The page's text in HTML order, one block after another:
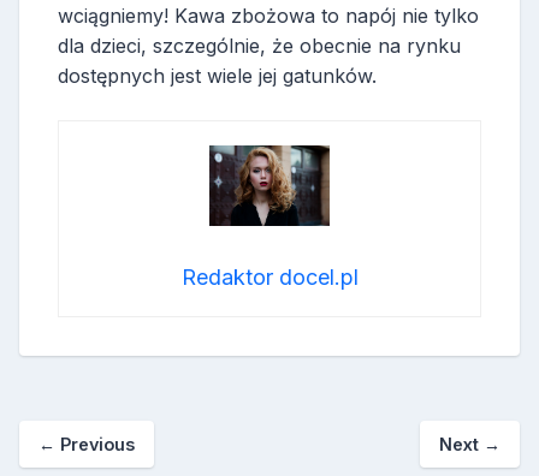
wciągniemy! Kawa zbożowa to napój nie tylko
dla dzieci, szczególnie, że obecnie na rynku
dostępnych jest wiele jej gatunków.
Redaktor docel.pl
← Previous Next →